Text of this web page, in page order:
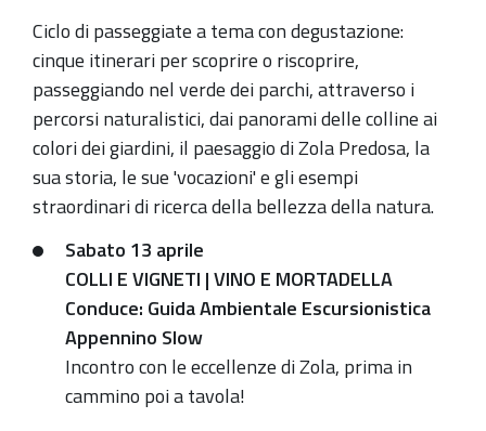
04-
13T00:00:00+02:00
2019-
04-
13T23:59:59+02:00
Ciclo di passeggiate a tema con degustazione:
cinque itinerari per scoprire o riscoprire,
passeggiando nel verde dei parchi, attraverso i
percorsi naturalistici, dai panorami delle colline ai
colori dei giardini, il paesaggio di Zola Predosa, la
sua storia, le sue 'vocazioni' e gli esempi
straordinari di ricerca della bellezza della natura.
Sabato 13 aprile
COLLI E VIGNETI |VINO E MORTADELLA
Conduce: Guida Ambientale Escursionistica
Appennino Slow
Incontro con le eccellenze di Zola, prima in
cammino poi a tavola!